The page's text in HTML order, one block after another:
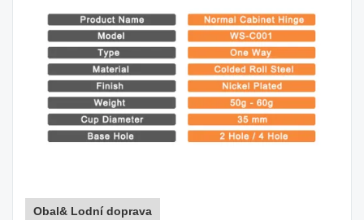
Obal& Lodní doprava